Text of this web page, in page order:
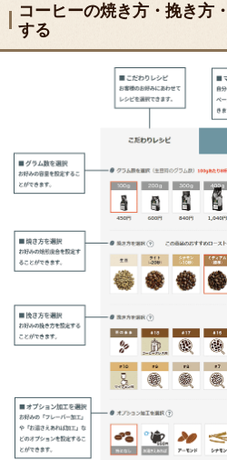
コーヒーの焼き方・挽き方
する